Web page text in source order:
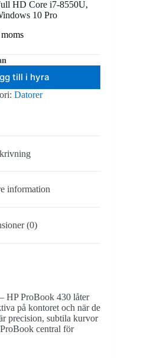
HD Core i7-8550U,
10 Pro
till i hyra
Datorer
information
(0)
HP ProBook 430 låter
på kontoret och när de
precision, subtila kurvor
central för